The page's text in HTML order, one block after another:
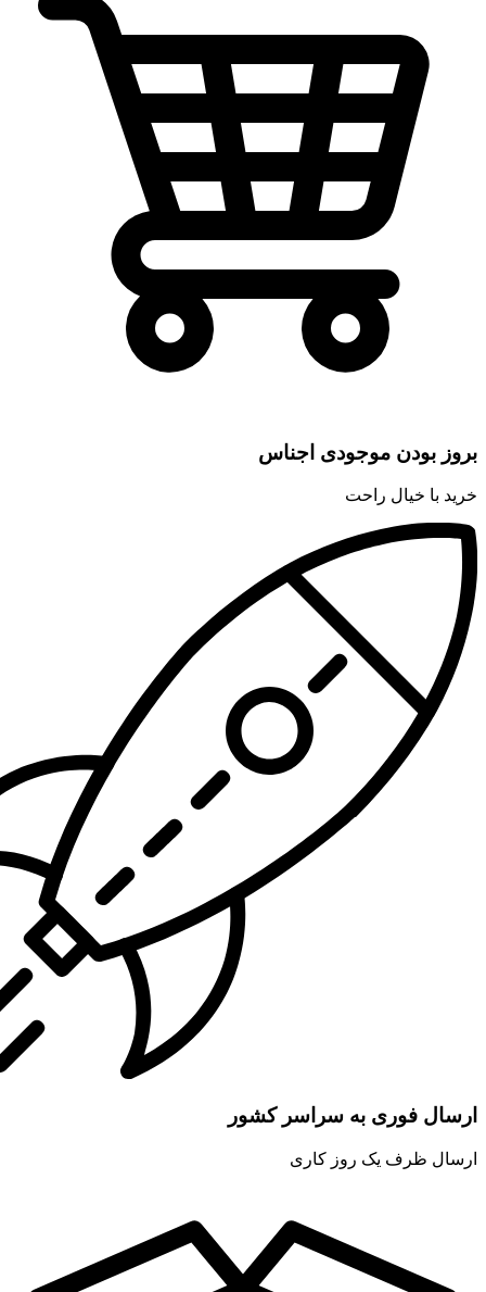
بروز بودن موجودی اجناس
خرید با خیال راحت
ارسال فوری به سراسر کشور
ارسال ظرف یک روز کاری